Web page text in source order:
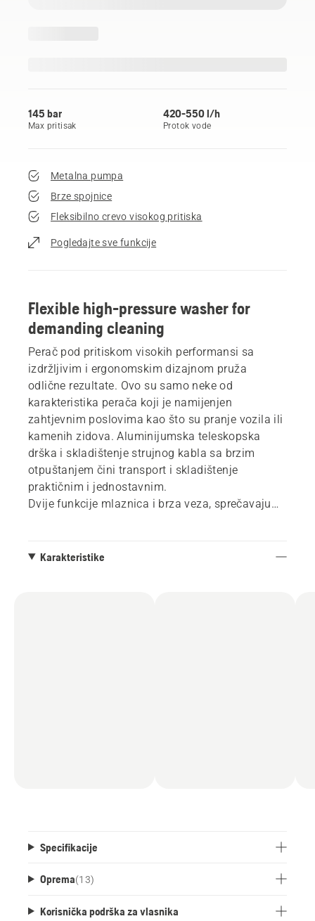
145 bar
Max pritisak
420-550 l/h
Protok vode
Metalna pumpa
Brze spojnice
Fleksibilno crevo visokog pritiska
Pogledajte sve funkcije
Flexible high-pressure washer for
demanding cleaning
Perač pod pritiskom visokih performansi sa
izdržljivim i ergonomskim dizajnom pruža
odlične rezultate. Ovo su samo neke od
karakteristika perača koji je namijenjen
zahtjevnim poslovima kao što su pranje vozila ili
kamenih zidova. Aluminijumska teleskopska
drška i skladištenje strujnog kabla sa brzim
otpuštanjem čini transport i skladištenje
praktičnim i jednostavnim.
Dvije funkcije mlaznica i brza veza, sprečavaju
obezbjeđuje dug životni vijek proizvoda.
Karakteristike
Specifikacije
Oprema(13)
Korisnička podrška za vlasnika